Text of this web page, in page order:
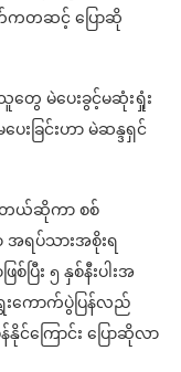
တဆင့် ပြောဆို
သူတွေ မဲပေးခွင့်မဆုံးရှုံး
ပေးခြင်းဟာ မဲဆန္ဒရှင်
းတယ်ဆိုကာ စစ်
အရပ်သားအစိုးရ
ပြီး ၅ နှစ်နီးပါးအ
ေးကောက်ပွဲပြန်လည်
နိုင်ကြောင်း ပြောဆိုလာ